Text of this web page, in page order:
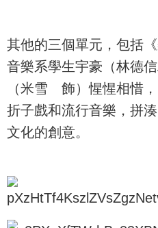
其他的三個單元，包括
音樂系學生宇豪（林德
（米雪 飾）惺惺相惜
折子戲和流行音樂，拼
文化的創意。